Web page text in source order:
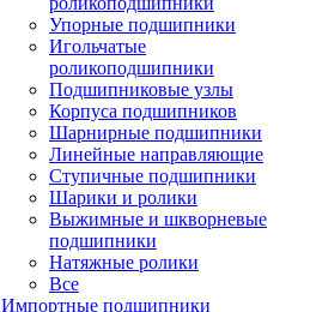
Упорные подшипники
Игольчатые
роликоподшипники
Подшипниковые узлы
Корпуса подшипников
Шарнирные подшипники
Линейные направляющие
Ступичные подшипники
Шарики и ролики
Выжимные и шкворневые
подшипники
Натяжные ролики
Все
Импортные подшипники